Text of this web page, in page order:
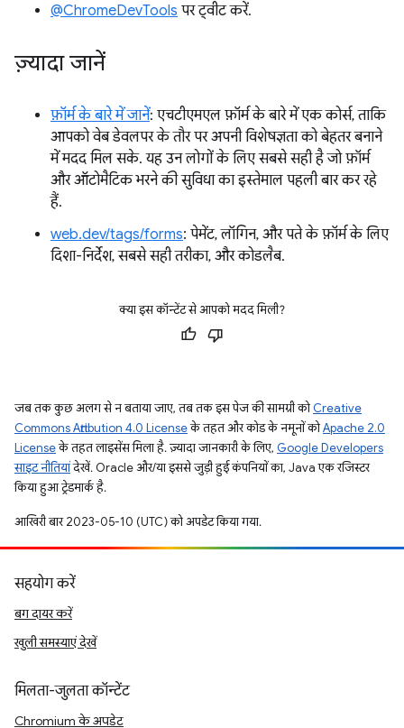
@ChromeDevTools पर ट्वीट करें.
ज़्यादा जानें
फ़ॉर्म के बारे में जानें: एचटीएमएल फ़ॉर्म के बारे में एक कोर्स, ताकि
आपको वेब डेवलपर के तौर पर अपनी विशेषज्ञता को बेहतर बनाने
में मदद मिल सके. यह उन लोगों के लिए सबसे सही है जो फ़ॉर्म
और ऑटोमैटिक भरने की सुविधा का इस्तेमाल पहली बार कर रहे
हैं.
web.dev/tags/forms: पेमेंट, लॉगिन, और पते के फ़ॉर्म के लिए
दिशा-निर्देश, सबसे सही तरीका, और कोडलैब.
क्या इस कॉन्टेंट से आपको मदद मिली?
जब तक कुछ अलग से न बताया जाए, तब तक इस पेज की सामग्री कोCreative
Commons Attribution 4.0 Licenseके तहत और कोड के नमूनों कोApache 2.0
Licenseके तहत लाइसेंस मिला है. ज़्यादा जानकारी के लिए, Google Developers
साइट नीतियांदेखें. Oracle और/या इससे जुड़ी हुई कंपनियों का, Java एक रजिस्टर
किया हुआ ट्रेडमार्क है.
आखिरी बार 2023-05-10 (UTC) को अपडेट किया गया.
सहयोग करें
बग दायर करें
खुली समस्याएं देखें
मिलता-जुलता कॉन्टेंट
Chromium के अपडेट